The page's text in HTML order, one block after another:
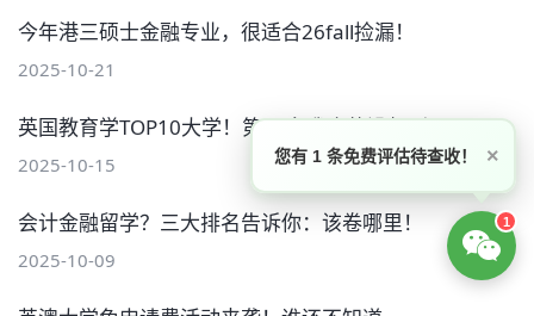
今年港三硕士金融专业，很适合26fall捡漏！
2025-10-21
英国教育学TOP10大学！第10名我真的没想到
2025-10-15
会计金融留学？三大排名告诉你：该卷哪里！
2025-10-09
×
您有 1 条免费评估待查收！
1